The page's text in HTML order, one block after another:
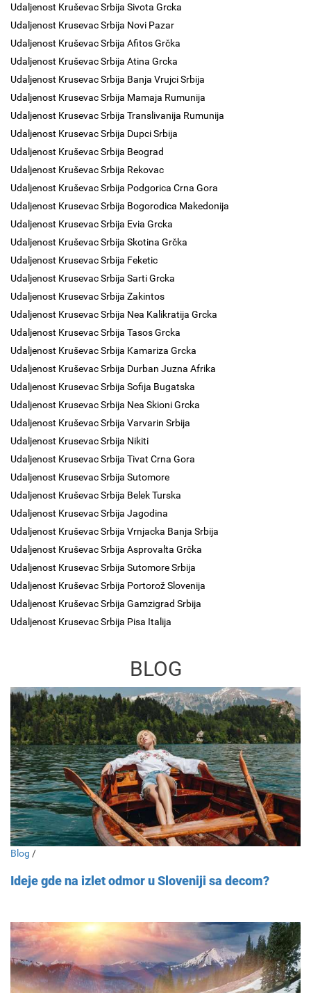
Udaljenost Kruševac Srbija Sivota Grcka
Udaljenost Krusevac Srbija Novi Pazar
Udaljenost Kruševac Srbija Afitos Grčka
Udaljenost Kruševac Srbija Atina Grcka
Udaljenost Krusevac Srbija Banja Vrujci Srbija
Udaljenost Krusevac Srbija Mamaja Rumunija
Udaljenost Krusevac Srbija Translivanija Rumunija
Udaljenost Krusevac Srbija Dupci Srbija
Udaljenost Kruševac Srbija Beograd
Udaljenost Kruševac Srbija Rekovac
Udaljenost Kruševac Srbija Podgorica Crna Gora
Udaljenost Krusevac Srbija Bogorodica Makedonija
Udaljenost Krusevac Srbija Evia Grcka
Udaljenost Kruševac Srbija Skotina Grčka
Udaljenost Krusevac Srbija Feketic
Udaljenost Krusevac Srbija Sarti Grcka
Udaljenost Krusevac Srbija Zakintos
Udaljenost Krusevac Srbija Nea Kalikratija Grcka
Udaljenost Krusevac Srbija Tasos Grcka
Udaljenost Kruševac Srbija Kamariza Grcka
Udaljenost Kruševac Srbija Durban Juzna Afrika
Udaljenost Krusevac Srbija Sofija Bugatska
Udaljenost Krusevac Srbija Nea Skioni Grcka
Udaljenost Kruševac Srbija Varvarin Srbija
Udaljenost Krusevac Srbija Nikiti
Udaljenost Krusevac Srbija Tivat Crna Gora
Udaljenost Krusevac Srbija Sutomore
Udaljenost Kruševac Srbija Belek Turska
Udaljenost Krusevac Srbija Jagodina
Udaljenost Kruševac Srbija Vrnjacka Banja Srbija
Udaljenost Kruševac Srbija Asprovalta Grčka
Udaljenost Krusevac Srbija Sutomore Srbija
Udaljenost Kruševac Srbija Portorož Slovenija
Udaljenost Kruševac Srbija Gamzigrad Srbija
Udaljenost Krusevac Srbija Pisa Italija
BLOG
Blog /
Ideje gde na izlet odmor u Sloveniji sa decom?